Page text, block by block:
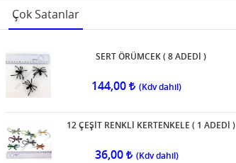
Çok Satanlar
SERT ÖRÜMCEK ( 8 ADEDİ )
144,00
12 ÇEŞİT RENKLİ KERTENKELE ( 1 ADEDİ )
36,00